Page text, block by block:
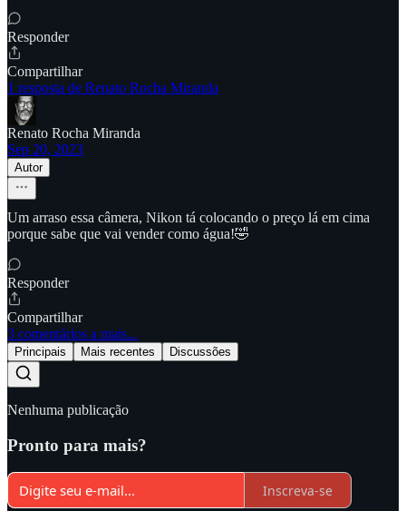
Responder
Compartilhar
1 resposta de Renato Rocha Miranda
Renato Rocha Miranda
Sep 20, 2023
Autor
Um arraso essa câmera, Nikon tá colocando o preço lá em cima
porque sabe que vai vender como água!🤣
Responder
Compartilhar
3 comentários a mais...
Principais Mais recentes Discussões
Nenhuma publicação
Pronto para mais?
Inscreva-se